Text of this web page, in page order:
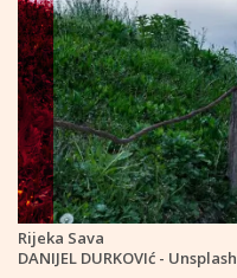
Rijeka Sava
DANIJEL DURKOVIć - Unsplash